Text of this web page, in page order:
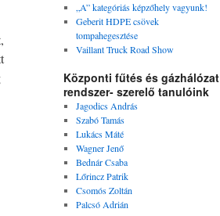
„A” kategóriás képzőhely vagyunk!
Geberit HDPE csövek
tompahegesztése
Vaillant Truck Road Show
Központi fűtés és gázhálózat
rendszer- szerelő tanulóink
Jagodics András
Szabó Tamás
Lukács Máté
Wagner Jenő
Bednár Csaba
Lőrincz Patrik
Csomós Zoltán
Palcsó Adrián